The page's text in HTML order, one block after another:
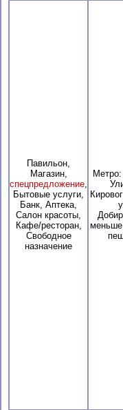
Павильон,
Магазин,
спецпредложение,
Бытовые услуги,
Банк, Аптека,
Салон красоты,
Кафе/ресторан,
Свободное
назначение
Метро: